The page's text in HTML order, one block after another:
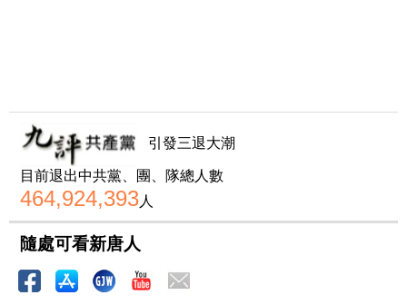
引發三退大潮
目前退出中共黨、團、隊總人數
464,924,393人
隨處可看新唐人